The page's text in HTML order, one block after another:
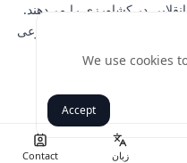
زبان Contact
در کشاورزی را می‌دهند.
اجرا، که توسط هوش مصنوعی
بخش کشاورزی تاب‌آوری
را با اطمینان و وضوح
We use cookies
Accept